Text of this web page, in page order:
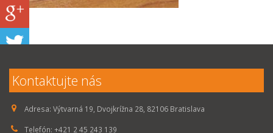
Kontaktujte nás
Adresa: Výtvarná 19, Dvojkrížna 28, 82106 Bratislava
Telefón: +421 2 45 243 139